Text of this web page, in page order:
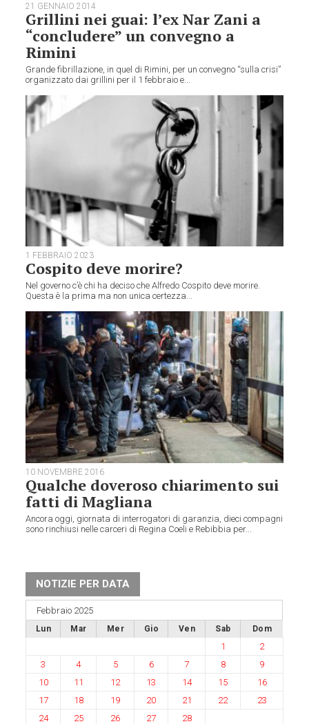
21 GENNAIO 2014
Grillini nei guai: l’ex Nar Zani a
“concludere” un convegno a
Rimini
Grande fibrillazione, in quel di Rimini, per un convegno “sulla crisi”
organizzato dai grillini per il 1 febbraio e...
1 FEBBRAIO 2023
Cospito deve morire?
Nel governo c’è chi ha deciso che Alfredo Cospito deve morire.
Questa è la prima ma non unica certezza...
10 NOVEMBRE 2016
Qualche doveroso chiarimento sui
fatti di Magliana
Ancora oggi, giornata di interrogatori di garanzia, dieci compagni
sono rinchiusi nelle carceri di Regina Coeli e Rebibbia per...
NOTIZIE PER DATA
Febbraio 2025
Lun Mar Mer Gio Ven Sab Dom
1
2
3
4 5 6 7 8
9
10
11 12 13 14 15
16
17
18 19 20 21 22
23
24
25 26 27 28